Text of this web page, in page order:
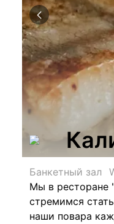
Банкетный зал
Мы в ресторане
стремимся
наши повара